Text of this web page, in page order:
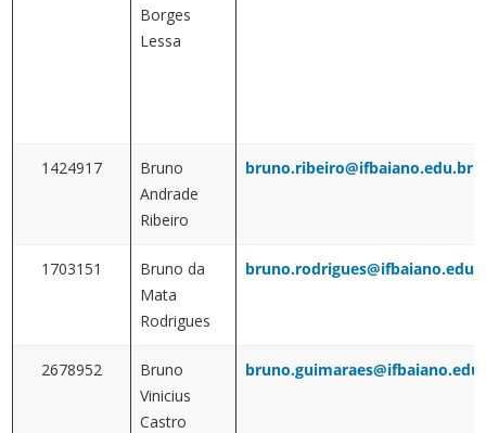
Borges
Lessa
1424917
Bruno
Andrade
Ribeiro
bruno.ribeiro@ifbaiano.edu.br
1703151
Bruno da
Mata
Rodrigues
2678952
Bruno
Vinicius
Castro